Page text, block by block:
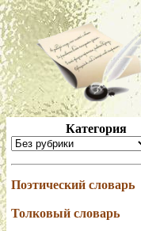
Категория
Поэтический словарь
Толковый словарь